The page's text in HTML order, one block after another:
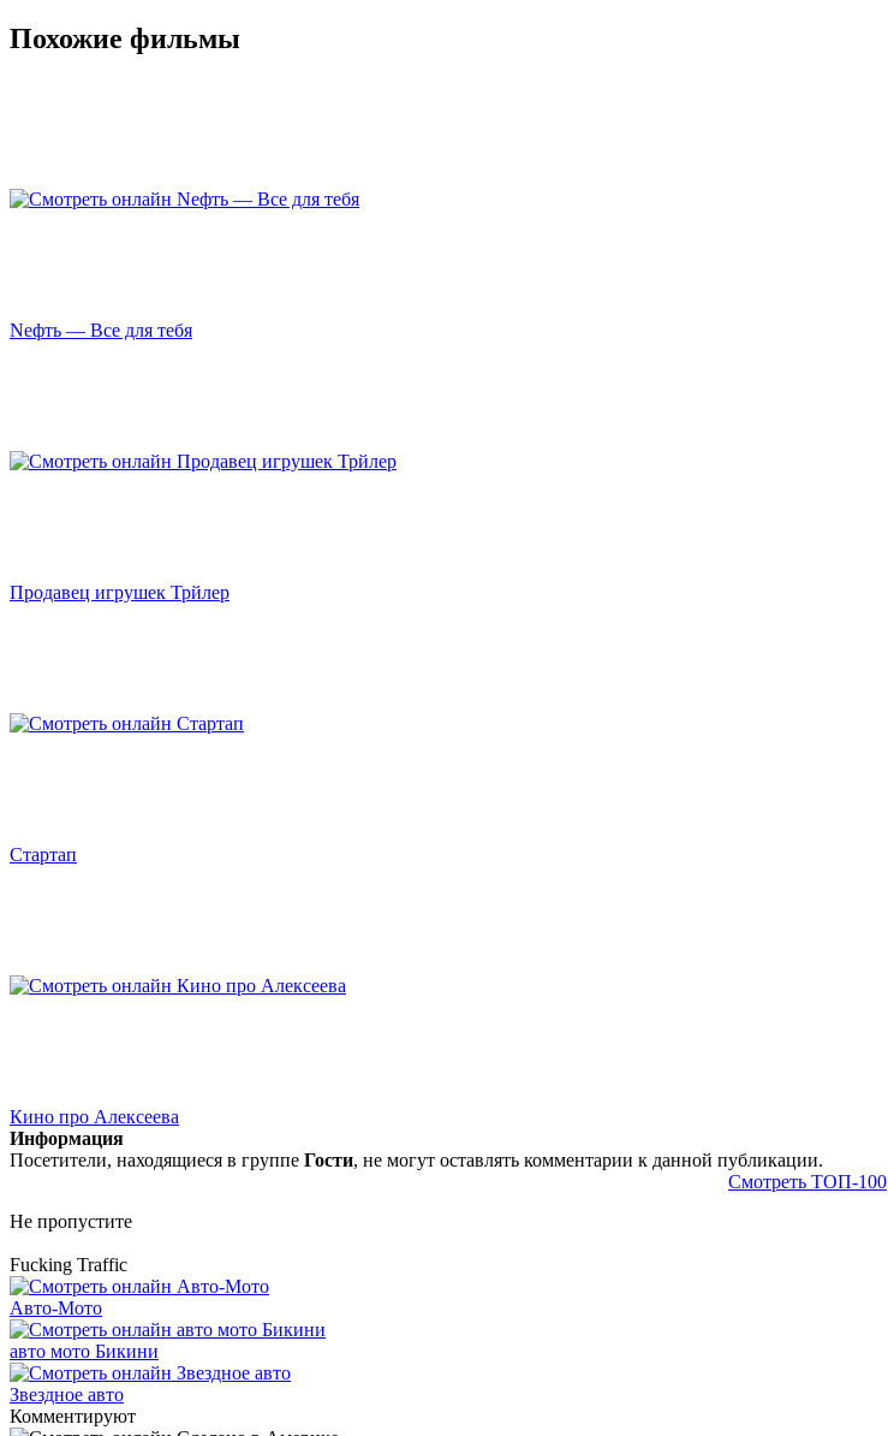
Похожие фильмы
Nефть — Все для тебя
Продавец игрушек Трйлер
Стартап
Кино про Алексеева
Информация
Посетители, находящиеся в группе Гости, не могут оставлять комментарии к данной публикации.
Смотреть ТОП-100
Не пропустите
Fucking Traffic
Авто-Мото
авто мото Бикини
Звездное авто
Комментируют